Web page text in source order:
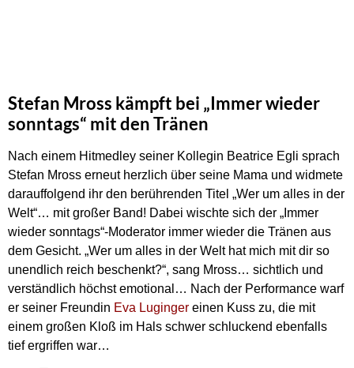
Stefan Mross kämpft bei „Immer wieder
sonntags“ mit den Tränen
Nach einem Hitmedley seiner Kollegin Beatrice Egli sprach
Stefan Mross erneut herzlich über seine Mama und widmete
darauffolgend ihr den berührenden Titel „Wer um alles in der
Welt“… mit großer Band! Dabei wischte sich der „Immer
wieder sonntags“-Moderator immer wieder die Tränen aus
dem Gesicht. „Wer um alles in der Welt hat mich mit dir so
unendlich reich beschenkt?“, sang Mross… sichtlich und
verständlich höchst emotional… Nach der Performance warf
er seiner Freundin Eva Luginger einen Kuss zu, die mit
einem großen Kloß im Hals schwer schluckend ebenfalls
tief ergriffen war…